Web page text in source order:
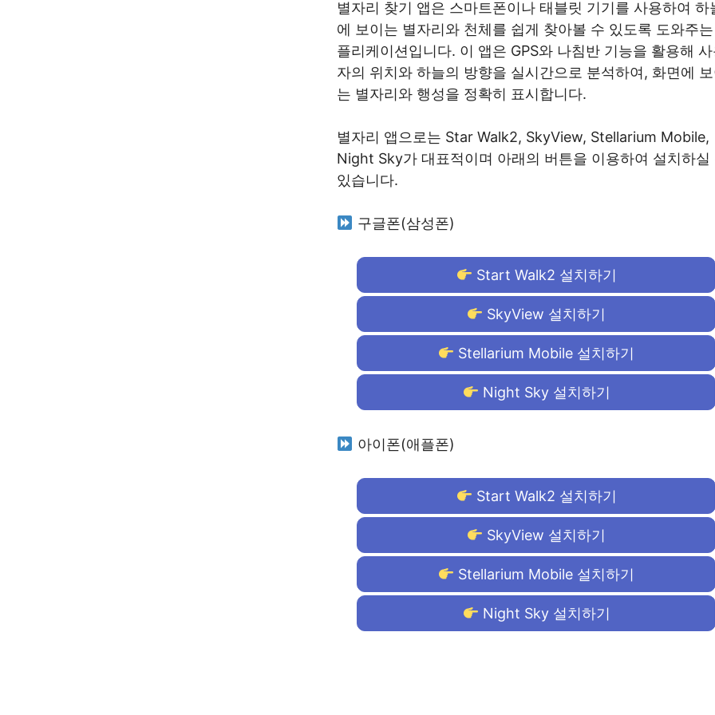
별자리 찾기 앱은 스마트폰이나 태블릿 기기를 사용하여 하
에 보이는 별자리와 천체를 쉽게 찾아볼 수 있도록 도와주는
플리케이션입니다. 이 앱은 GPS와 나침반 기능을 활용해 사
자의 위치와 하늘의 방향을 실시간으로 분석하여, 화면에 보
는 별자리와 행성을 정확히 표시합니다.
별자리 앱으로는 Star Walk2, SkyView, Stellarium Mobile,
Night Sky가 대표적이며 아래의 버튼을 이용하여 설치하실
있습니다.
구글폰(삼성폰)
Start Walk2 설치하기
SkyView 설치하기
Stellarium Mobile 설치하기
Night Sky 설치하기
아이폰(애플폰)
Start Walk2 설치하기
SkyView 설치하기
Stellarium Mobile 설치하기
Night Sky 설치하기